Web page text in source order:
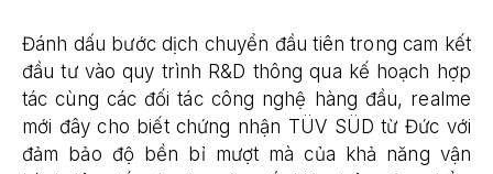
Đánh dấu bước dịch chuyển đầu tiên trong cam kết
đầu tư vào quy trình R&D thông qua kế hoạch hợp
tác cùng các đối tác công nghệ hàng đầu, realme
mới đây cho biết chứng nhận TÜV SÜD từ Đức với
đảm bảo độ bền bỉ mượt mà của khả năng vận